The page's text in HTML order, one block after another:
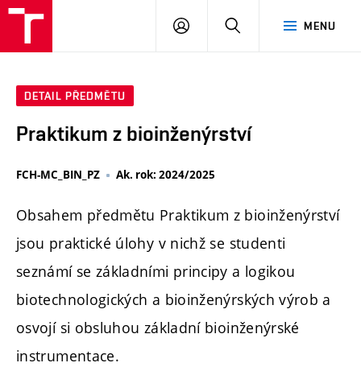
MENU
PŘIHLÁSIT
DETAIL PŘEDMĚTU
Praktikum z bioinženýrství
FCH-MC_BIN_PZ Ak. rok: 2024/2025
Obsahem předmětu Praktikum z bioinženýrství
jsou praktické úlohy v nichž se studenti
seznámí se základními principy a logikou
biotechnologických a bioinženýrských výrob a
osvojí si obsluhou základní bioinženýrské
instrumentace.